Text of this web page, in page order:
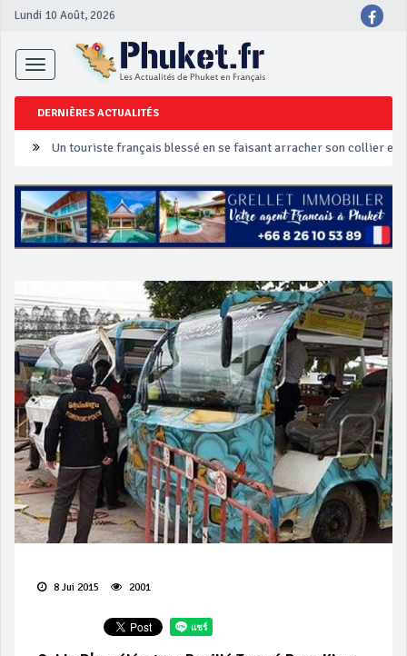
Lundi 10 Août, 2026
Toggle
navigation
DERNIÈRES ACTUALITÉS
Un touriste français blessé en se faisant arracher son collier en
Phuket Peranakan Festival
‘Phuket Eye’ assurera la sécurité pendant Songkran
Campagne de sécurité routière ‘Seven Days of Danger’ de
8 Jui 2015 2001